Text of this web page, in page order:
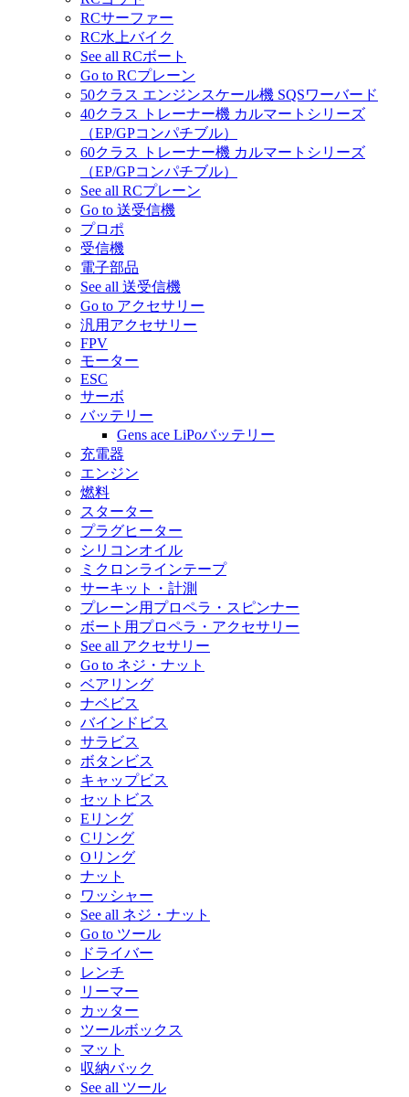
RCサーファー
RC水上バイク
See all RCボート
Go to RCプレーン
50クラス エンジンスケール機 SQSワーバード
40クラス トレーナー機 カルマートシリーズ
（EP/GPコンパチブル）
60クラス トレーナー機 カルマートシリーズ
（EP/GPコンパチブル）
See all RCプレーン
Go to 送受信機
プロポ
受信機
電子部品
See all 送受信機
Go to アクセサリー
汎用アクセサリー
FPV
モーター
ESC
サーボ
バッテリー
Gens ace LiPoバッテリー
充電器
エンジン
燃料
スターター
プラグヒーター
シリコンオイル
ミクロンラインテープ
サーキット・計測
プレーン用プロペラ・スピンナー
ボート用プロペラ・アクセサリー
See all アクセサリー
Go to ネジ・ナット
ベアリング
ナベビス
バインドビス
サラビス
ボタンビス
キャップビス
セットビス
Eリング
Cリング
Oリング
ナット
ワッシャー
See all ネジ・ナット
Go to ツール
ドライバー
レンチ
リーマー
カッター
ツールボックス
マット
収納バック
See all ツール